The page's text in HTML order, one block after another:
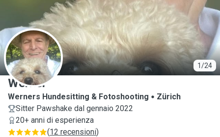
1/24
W
Werner
Werners Hundesitting & Fotoshooting
Zürich
Sitter Pawshake dal gennaio 2022
20+ anni di esperienza
(12 recensioni)